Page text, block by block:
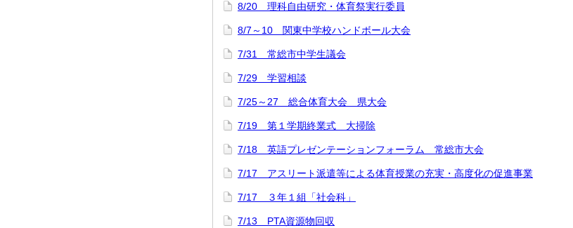
8/20 理科自由研究・体育祭実行委員
8/7～10 関東中学校ハンドボール大会
7/31 常総市中学生議会
7/29 学習相談
7/25～27 総合体育大会 県大会
7/19 第１学期終業式 大掃除
7/18 英語プレゼンテーションフォーラム 常総市大会
7/17 アスリート派遣等による体育授業の充実・高度化の促進事業
7/17 ３年１組「社会科」
7/13 PTA資源物回収